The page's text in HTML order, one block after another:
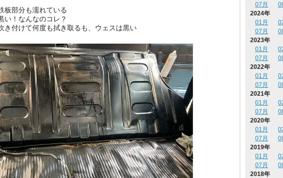
板部分も濡れている
い！なんなのコレ？
き付けて何度も拭き取るも、ウェスは黒い
07月
2024年
01月
07月
2023年
01月
07月
2022年
01月
07月
2021年
01月
07月
2020年
01月
07月
2019年
01月
07月
2018年